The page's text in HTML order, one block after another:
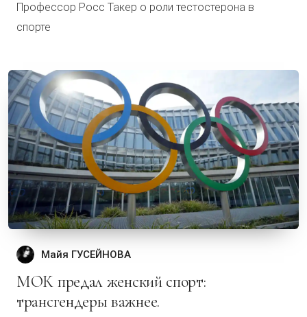
Профессор Росс Такер о роли тестостерона в
спорте
Майя ГУСЕЙНОВА
МОК предал женский спорт:
трансгендеры важнее.